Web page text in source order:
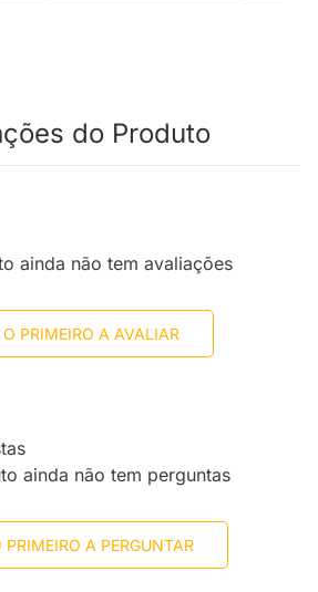
do Produto
ainda não tem avaliações
O PRIMEIRO A AVALIAR
ainda não tem perguntas
PRIMEIRO A PERGUNTAR